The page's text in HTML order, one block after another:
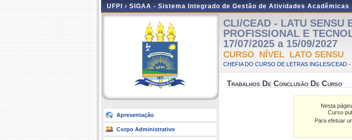
UFPI › SIGAA - Sistema Integrado de Gestão de Atividades Acadêmicas
Apresentação
Corpo Administrativo
CLI/CEAD - LATU SENSU
PROFISSIONAL E
17/07/2025 a 15/09/2027
CURSO NÍVEL LATO SENSU
CHEFIA DO CURSO DE LETRAS INGLES/CEAD -
Trabalhos De Conclusão De Curso
Nesta
Curso
Para efetuar